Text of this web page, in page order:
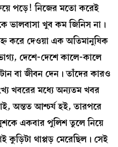
পড়ে! নিজের মতো করেই
ভালবাসা খুব কম জিনিস না।
করে দেওয়া এক অতিমানুষিক
দেশে-দেশে কালে-কালে
বা জীবন দেন। তাঁদের কারও
খবরের মধ্যে অন্যতম খবর
অন্তত আশ্চর্য হই, তারপরে
একবার পুলিশ তুলে নিয়ে
কুড়িটা থাপ্পড় মেরেছিল। সেই